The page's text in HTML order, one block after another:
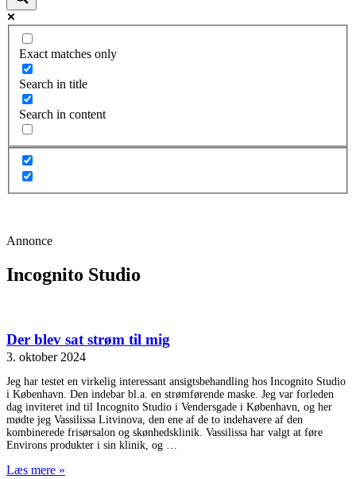
Exact matches only
Search in title
Search in content
Annonce
Incognito Studio
Der blev sat strøm til mig
3. oktober 2024
Jeg har testet en virkelig interessant ansigtsbehandling hos Incognito Studio
i København. Den indebar bl.a. en strømførende maske. Jeg var forleden
dag inviteret ind til Incognito Studio i Vendersgade i København, og her
mødte jeg Vassilissa Litvinova, den ene af de to indehavere af den
kombinerede frisørsalon og skønhedsklinik. Vassilissa har valgt at føre
Environs produkter i sin klinik, og
Læs mere »